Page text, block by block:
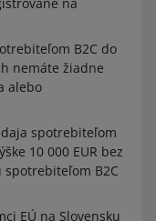
B2C do
nemáte žiadne
alebo
spotrebiteľom
10 000 EUR bez
spotrebiteľom B2C
EÚ na Slovensku